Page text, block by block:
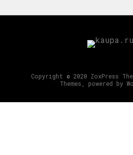
Copyright © 2020 ZoxPress
Themes, powered by